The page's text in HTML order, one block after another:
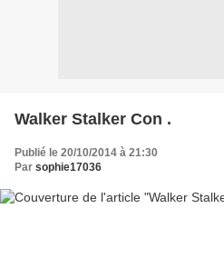
Walker Stalker Con .
Publié le 20/10/2014 à 21:30
Par sophie17036